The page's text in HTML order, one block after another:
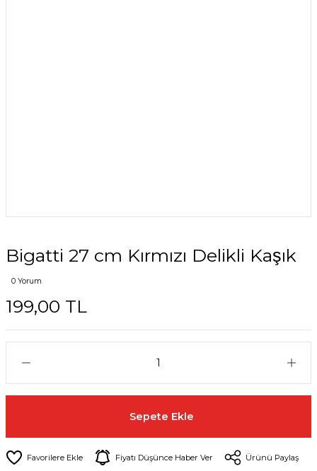
Bigatti 27 cm Kırmızı Delikli Kaşık
0 Yorum
199,00 TL
Sepete Ekle
Fiyatı Düşünce Haber Ver Ürünü Paylaş